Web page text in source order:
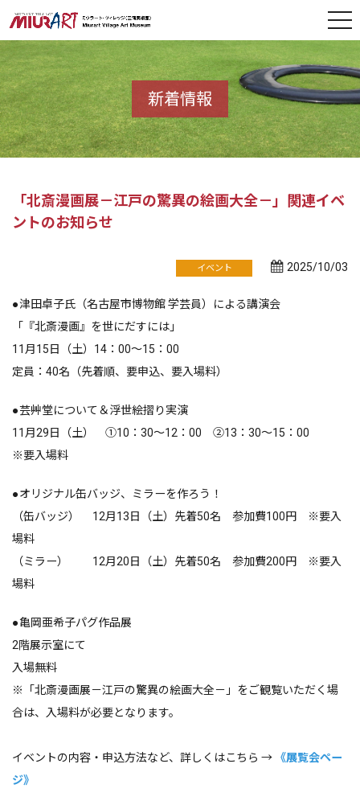
新着情報
「北斎漫画展－江戸の驚異の絵画大全－」関連イベ
ントのお知らせ
イベント 2025/10/03
●津田卓子氏（名古屋市博物館 学芸員）による講演会
「『北斎漫画』を世にだすには」
11月15日（土）14：00～15：00
定員：40名（先着順、要申込、要入場料）
●芸艸堂について＆浮世絵摺り実演
11月29日（土） ①10：30～12：00 ②13：30～15：00
※要入場料
●オリジナル缶バッジ、ミラーを作ろう！
（缶バッジ）
12月13日（土）先着50名 参加費100円 ※要入
場料
（ミラー）
12月20日（土）先着50名 参加費200円 ※要入
場料
●亀岡亜希子パグ作品展
2階展示室にて
入場無料
※「北斎漫画展－江戸の驚異の絵画大全－」をご観覧いただく場
合は、入場料が必要となります。
イベントの内容・申込方法など、詳しくはこちら →
《展覧会ペー
ジ》